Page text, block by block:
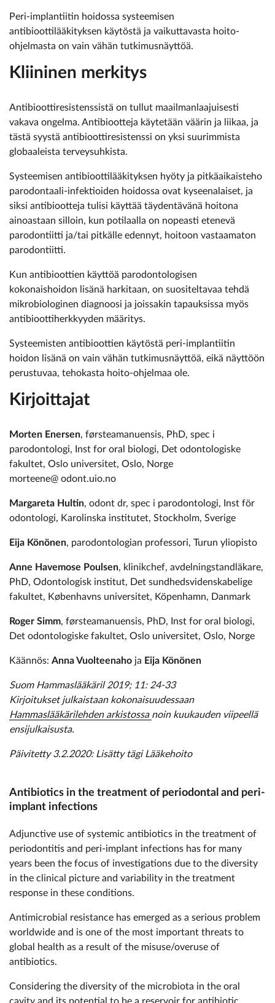
Peri-implantiitin hoidossa systeemisen
antibioottilääkityksen käytöstä ja vaikuttavasta hoito-
ohjelmasta on vain vähän tutkimusnäyttöä.
Kliininen merkitys
Antibioottiresistenssistä on tullut maailmanlaajuisesti
vakava ongelma. Antibiootteja käytetään väärin ja liikaa, ja
tästä syystä antibioottiresistenssi on yksi suurimmista
globaaleista terveysuhkista.
Systeemisen antibioottilääkityksen hyöty ja pitkäaikaisteho
parodontaali-infektioiden hoidossa ovat kyseenalaiset, ja
siksi antibiootteja tulisi käyttää täydentävänä hoitona
ainoastaan silloin, kun potilaalla on nopeasti etenevä
parodontiitti ja/tai pitkälle edennyt, hoitoon vastaamaton
parodontiitti.
Kun antibioottien käyttöä parodontologisen
kokonaishoidon lisänä harkitaan, on suositeltavaa tehdä
mikrobiologinen diagnoosi ja joissakin tapauksissa myös
antibioottiherkkyyden määritys.
Systeemisten antibioottien käytöstä peri-implantiitin
hoidon lisänä on vain vähän tutkimusnäyttöä, eikä näyttöön
perustuvaa, tehokasta hoito-ohjelmaa ole.
Kirjoittajat
Morten Enersen, førsteamanuensis, PhD, spec i
parodontologi, Inst for oral biologi, Det odontologiske
fakultet, Oslo universitet, Oslo, Norge
morteene@ odont.uio.no
Margareta Hultin, odont dr, spec i parodontologi, Inst för
odontologi, Karolinska institutet, Stockholm, Sverige
Eija Könönen, parodontologian professori, Turun yliopisto
Anne Havemose Poulsen, klinikchef, avdelningstandläkare,
PhD, Odontologisk institut, Det sundhedsvidenskabelige
fakultet, Københavns universitet, Köpenhamn, Danmark
Roger Simm, førsteamanuensis, PhD, Inst for oral biologi,
Det odontologiske fakultet, Oslo universitet, Oslo, Norge
Käännös: Anna Vuolteenaho ja Eija Könönen
Suom Hammaslääkäril 2019; 11: 24-33
Kirjoitukset julkaistaan kokonaisuudessaan
Hammaslääkärilehden arkistossa noin kuukauden viipeellä
ensijulkaisusta.
Päivitetty 3.2.2020: Lisätty tägi Lääkehoito
Antibiotics in the treatment of periodontal and peri-
implant infections
Adjunctive use of systemic antibiotics in the treatment of
periodontitis and peri-implant infections has for many
years been the focus of investigations due to the diversity
in the clinical picture and variability in the treatment
response in these conditions.
Antimicrobial resistance has emerged as a serious problem
worldwide and is one of the most important threats to
global health as a result of the misuse/overuse of
antibiotics.
Considering the diversity of the microbiota in the oral